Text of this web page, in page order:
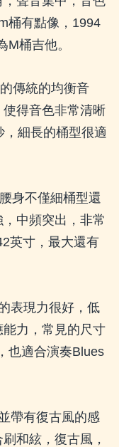
桶有點像， 1994
M桶吉他。
傳統的均衡音
得音色非常清晰
，細長的桶型很適
身不僅細桶型還
中頻突出，非常
英寸，最大還有
表現力很好，低
力，常見的尺寸
也適合演奏Blues
帶有復古風的感
和絃，復古風，